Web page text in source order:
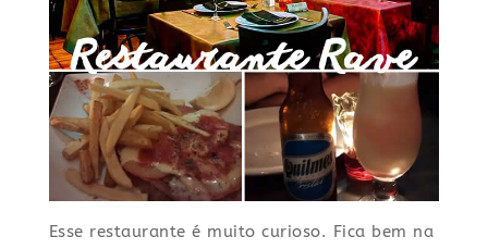
Esse restaurante é muito curioso. Fica bem na